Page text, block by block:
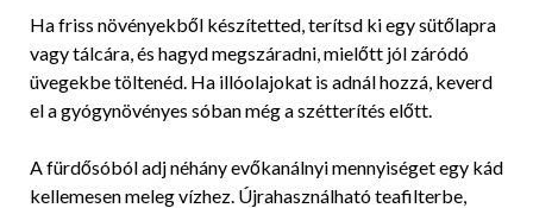
Ha friss növényekből készítetted, terítsd ki egy sütőlapra
vagy tálcára, és hagyd megszáradni, mielőtt jól záródó
üvegekbe töltenéd. Ha illóolajokat is adnál hozzá, keverd
el a gyógynövényes sóban még a szétterítés előtt.
A fürdősóból adj néhány evőkanálnyi mennyiséget egy kád
kellemesen meleg vízhez. Újrahasználható teafilterbe,